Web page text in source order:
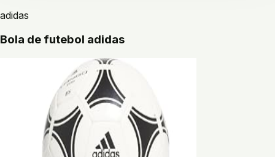
adidas
Bola de futebol adidas